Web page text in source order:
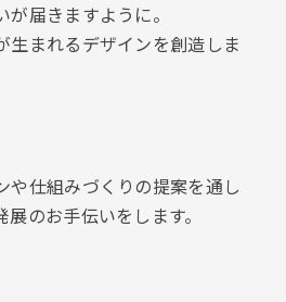
届きますように。
生まれるデザインを創造しま
や仕組みづくりの提案を通し
のお手伝いをします。